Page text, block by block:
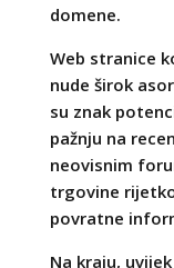
domene.
Web stranice
nude širok
su znak
pažnju na
neovisnim
trgovine
povratne
Na kraju,